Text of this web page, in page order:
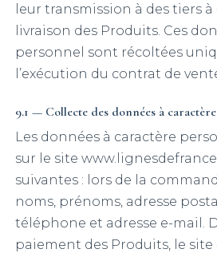
leur transmission à des tiers à
livraison des Produits. Ces
personnel sont récoltées
l’exécution du contrat de
9.1 — Collecte des données à
Les données à caractère
sur le site
suivantes : lors de la
noms, prénoms, adresse
téléphone et adresse e-mail.
paiement des Produits, le